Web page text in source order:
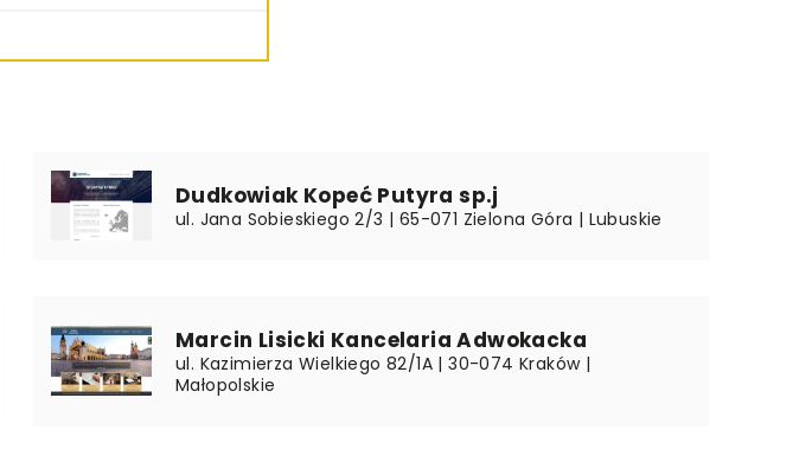
Dudkowiak Kopeć Putyra sp.j
ul. Jana Sobieskiego 2/3 | 65-071 Zielona Góra | Lubuskie
Marcin Lisicki Kancelaria Adwokacka
ul. Kazimierza Wielkiego 82/1A | 30-074 Kraków |
Małopolskie